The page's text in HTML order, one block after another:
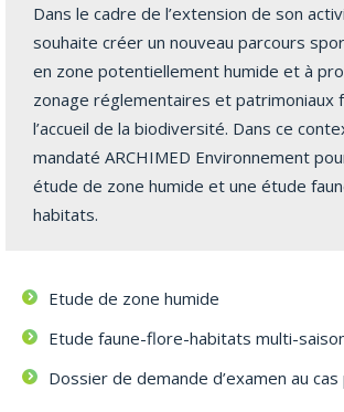
Dans le cadre de l’extension de son
souhaite créer un nouveau parcours
en zone potentiellement humide et à
zonage réglementaires et patrimoniaux
l’accueil de la biodiversité. Dans ce
mandaté ARCHIMED Environnement
étude de zone humide et une étude
habitats.
Etude de zone humide
Etude faune-flore-habitats multi-
Dossier de demande d’examen au cas